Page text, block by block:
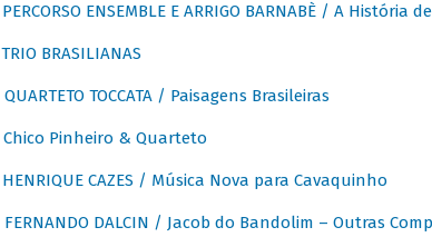
PERCORSO ENSEMBLE E ARRIGO BARNABÈ / A História
TRIO BRASILIANAS
QUARTETO TOCCATA / Paisagens Brasileiras
Chico Pinheiro & Quarteto
HENRIQUE CAZES / Música Nova para Cavaquinho
FERNANDO DALCIN / Jacob do Bandolim – Outras